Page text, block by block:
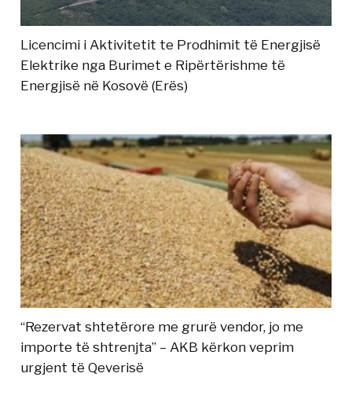
Licencimi i Aktivitetit te Prodhimit të Energjisë
Elektrike nga Burimet e Ripërtërishme të
Energjisë në Kosovë (Erës)
“Rezervat shtetërore me grurë vendor, jo me
importe të shtrenjta” – AKB kërkon veprim
urgjent të Qeverisë